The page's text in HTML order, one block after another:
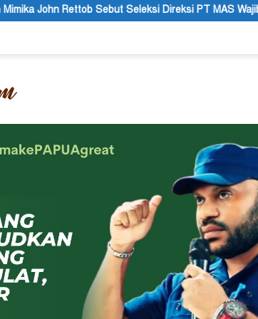
Seleksi Direksi PT MAS Wajib Lewat Mekanisme